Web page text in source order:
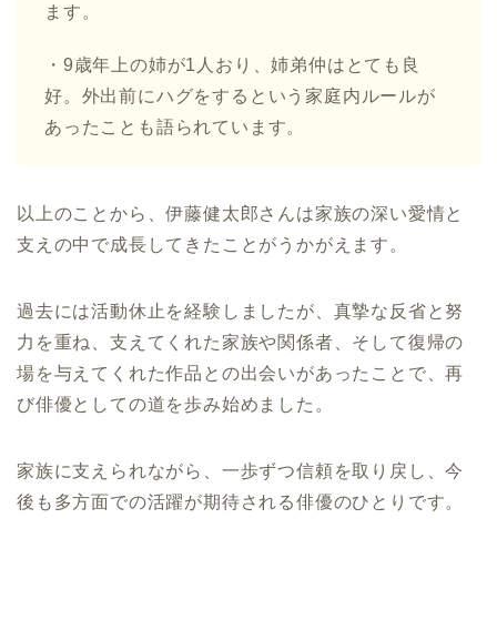
ます。
・9歳年上の姉が1人おり、姉弟仲はとても良
好。外出前にハグをするという家庭内ルールが
あったことも語られています。
以上のことから、伊藤健太郎さんは家族の深い愛情と
支えの中で成長してきたことがうかがえます。
過去には活動休止を経験しましたが、真摯な反省と努
力を重ね、支えてくれた家族や関係者、そして復帰の
場を与えてくれた作品との出会いがあったことで、再
び俳優としての道を歩み始めました。
家族に支えられながら、一歩ずつ信頼を取り戻し、今
後も多方面での活躍が期待される俳優のひとりです。